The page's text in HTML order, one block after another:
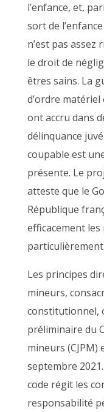
l’enfance, et,
sort de
n’est pas assez
le droit de
êtres sains. La
d’ordre matériel
ont accru dans
délinquance
coupable est
présente. Le
atteste que le
République
efficacement
Les principes
mineurs,
constitutionnel,
préliminaire du
mineurs
septembre
code régit les
responsabilité